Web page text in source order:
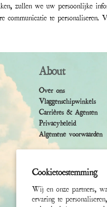
Cookietoestemming
Wij en onze partners,
ervaring te
zullen we uw persoonlijke
communicatie te personaliseren.
About
Over ons
Vlaggenschipwinkels
Carrières & Agenten
Privacybeleid
Algemene voorwaarden